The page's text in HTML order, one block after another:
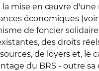
la mise en œuvre d'une
économiques
de foncier
des droits
de loyers et, le
du BRS - outre